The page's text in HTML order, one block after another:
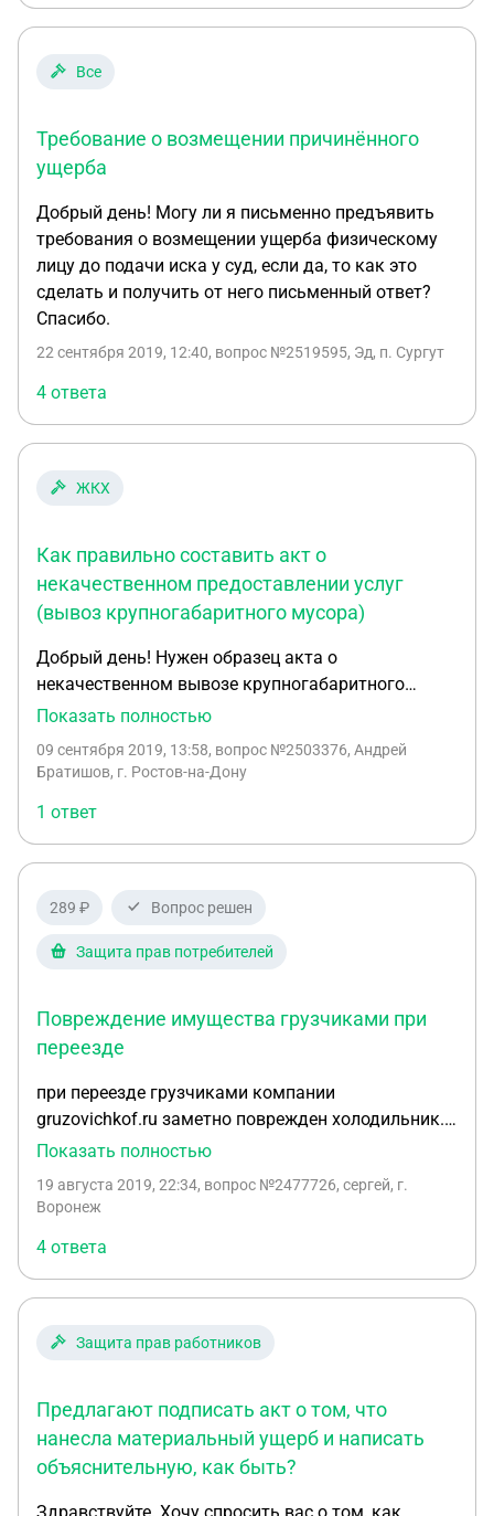
Все
Требование о возмещении причинённого
ущерба
Добрый день! Могу ли я письменно предъявить
требования о возмещении ущерба физическому
лицу до подачи иска у суд, если да, то как это
сделать и получить от него письменный ответ?
Спасибо.
22 сентября 2019, 12:40, вопрос №2519595, Эд, п. Сургут
4 ответа
ЖКХ
Как правильно составить акт о
некачественном предоставлении услуг
(вывоз крупногабаритного мусора)
Добрый день! Нужен образец акта о
некачественном вывозе крупногабаритного
мусора. уже месяц в нашем поселке не вывозят
на связь с нами не выходит, дозвониться тоже не
Показать полностью
09 сентября 2019, 13:58, вопрос №2503376, Андрей
Братишов, г. Ростов-на-Дону
1 ответ
289 ₽ Вопрос решен
Защита прав потребителей
Повреждение имущества грузчиками при
переезде
при переезде грузчиками компании
gruzovichkof.ru заметно поврежден холодильник.
при обнаружении повреждения на следующий
написать претензию с фотографиями ущерба на e-
отказали под предлогом, что не составлен акт об
ущербе, который составляется в тот же или на
следующий день, о чем я не был оповещен - то
есть, сотрудники грузовой компании намеренно
ввели меня в заблуждение по вопросу порядка
умолчали о необходимости составления акта. я
как клиент и как физическое лицо не обязан
знать ни порядок составления требующихся
Показать полностью
19 августа 2019, 22:34, вопрос №2477726, сергей, г.
Воронеж
4 ответа
Защита прав работников
Предлагают подписать акт о том, что
нанесла материальный ущерб и написать
объяснительную, как быть?